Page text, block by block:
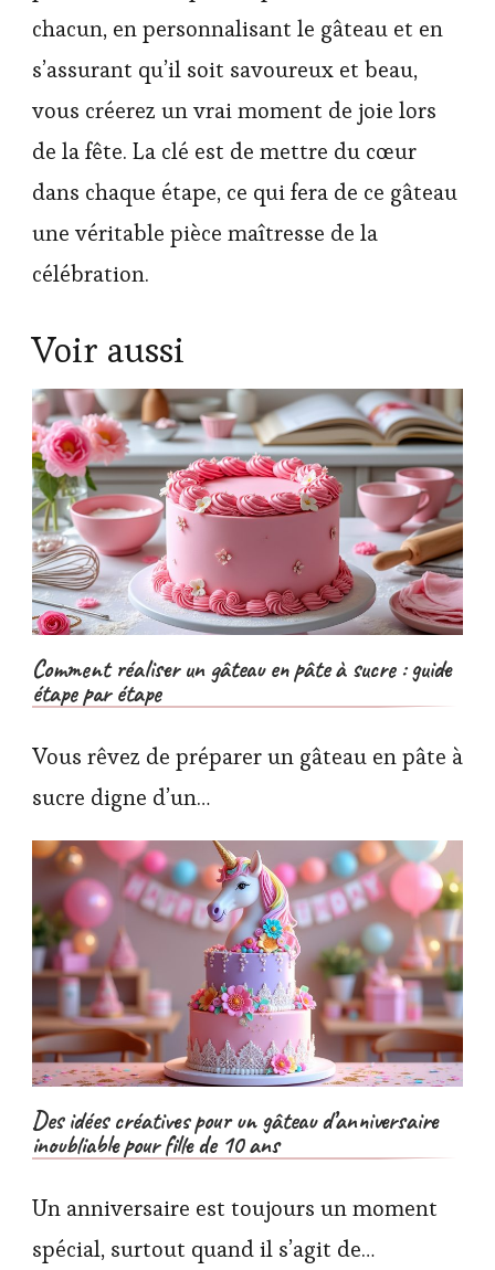
chacun, en personnalisant le gâteau et en
s’assurant qu’il soit savoureux et beau,
vous créerez un vrai moment de joie lors
de la fête. La clé est de mettre du cœur
dans chaque étape, ce qui fera de ce gâteau
une véritable pièce maîtresse de la
célébration.
Voir aussi
Comment réaliser un gâteau en pâte à sucre : guide
étape par étape
Vous rêvez de préparer un gâteau en pâte à
sucre digne d’un…
Des idées créatives pour un gâteau d’anniversaire
inoubliable pour fille de 10 ans
Un anniversaire est toujours un moment
spécial, surtout quand il s’agit de…